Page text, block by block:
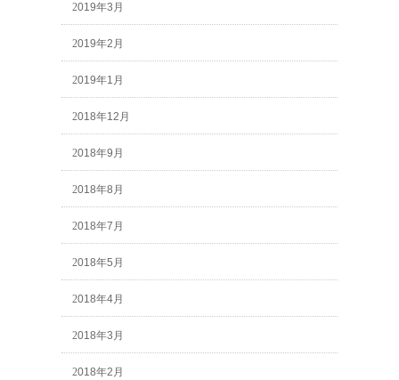
2019年3月
2019年2月
2019年1月
2018年12月
2018年9月
2018年8月
2018年7月
2018年5月
2018年4月
2018年3月
2018年2月